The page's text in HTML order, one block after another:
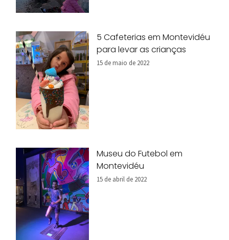
5 Cafeterias em Montevidéu
para levar as crianças
15 de maio de 2022
Museu do Futebol em
Montevidéu
15 de abril de 2022